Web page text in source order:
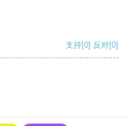
支持[0] 反对[0]